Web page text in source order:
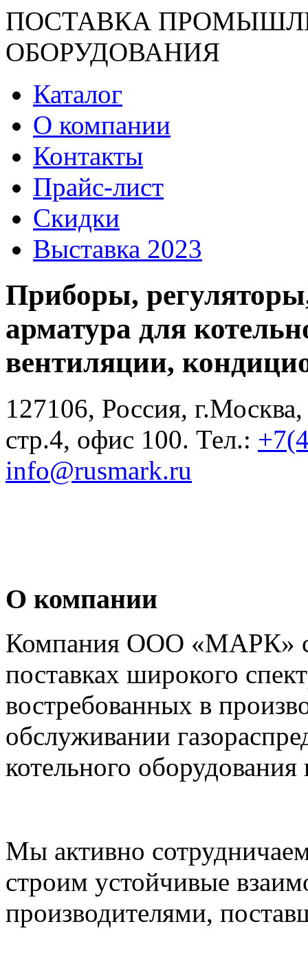
ПОСТАВКА
ОБОРУДОВАНИЯ
Каталог
О компании
Контакты
Прайс-лист
Скидки
Выставка 2023
Приборы,
арматура для
вентиляции,
127106, Россия,
стр.4, офис 100. Тел.:
info@rusmark.ru
О компании
Компания ООО «МАРК» с
поставках широкого
востребованных в
обслуживании
котельного оборудования
Мы активно
строим устойчивые
производителями,